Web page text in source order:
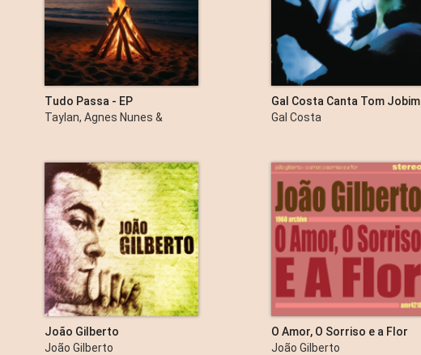
Tudo Passa - EP
Taylan, Agnes Nunes &
Gal Costa Canta Tom Jobim
(Ao Vivo)
Gal Costa
João Gilberto
João Gilberto
O Amor, O Sorriso e a Flor
João Gilberto